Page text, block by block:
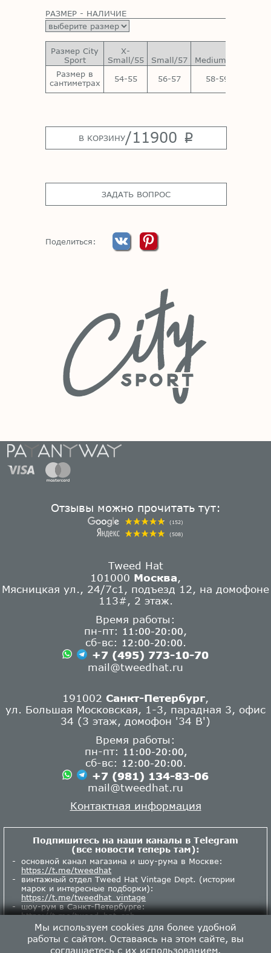
РАЗМЕР - НАЛИЧИЕ
Размер City
Sport
X-
Small/55
Small/57 Medium/59
Размер в
сантиметрах
54-55 56-57 58-59
В КОРЗИНУ/11900 p
ЗАДАТЬ ВОПРОС
Поделиться:
Отзывы можно прочитать тут:
(152)
(508)
Tweed Hat
101000 Москва
Мясницкая ул., 24/7с1, подъезд 12, на домофоне
113#, 2 этаж.
Время работы:
пн-пт:
11:00-20:00
сб-вс:
12:00-20:00
+7 (495) 773-10-70
mail@tweedhat.ru
191002 Санкт-Петербург
ул. Большая Московская, 1-3, парадная 3, офис
34 (3 этаж, домофон '34 В')
Время работы:
пн-пт:
11:00-20:00,
сб-вс: 12:00-20:00
+7 (981) 134-83-06
mail@tweedhat.ru
Контактная информация
Подпишитесь на наши каналы в Telegram
(все новости теперь там):
основной канал магазина и шоу-рума в Москве:
https://t.me/tweedhat
винтажный отдел Tweed Hat Vintage Dept. (истории
марок и интересные подборки):
https://t.me/tweedhat_vintage
шоу-рум в Санкт-Петербурге:
https://t.me/tweed_hat_spb
Мы используем cookies для более удобной
работы с сайтом. Оставаясь на этом сайте, вы
соглашаетесь с их использованием.